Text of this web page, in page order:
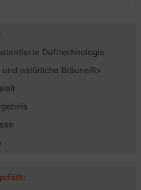
Dufttechnologie
natürliche Bräune/li>